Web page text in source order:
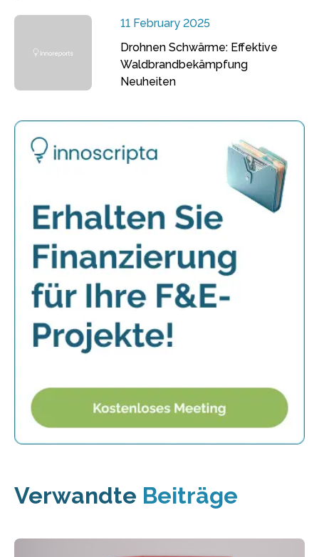
11 February 2025
Drohnen Schwärme: Effektive
Waldbrandbekämpfung
Neuheiten
Verwandte Beiträge